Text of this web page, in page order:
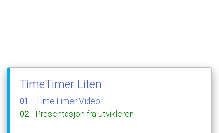
TimeTimer Liten
TimeTimer Video
Presentasjon fra utvikleren